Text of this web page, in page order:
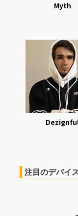
Myth
注目のデバイ